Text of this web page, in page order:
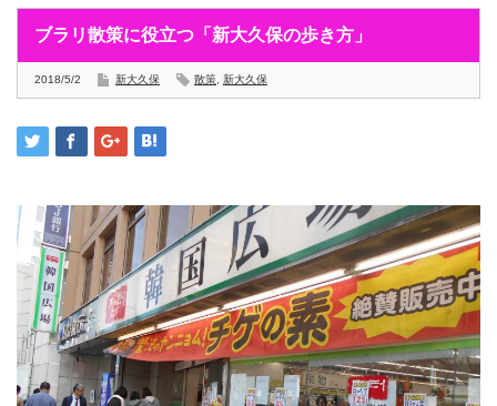
ブラリ散策に役立つ「新大久保の歩き方」
2018/5/2 新大久保 散策 新大久保